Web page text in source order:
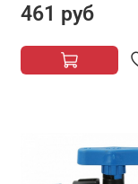
461 руб